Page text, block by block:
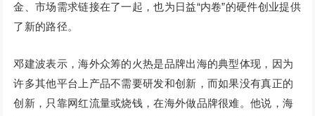
金、市场需求链接在了一起，也为日益“内卷”的硬件创业提供
了新的路径。
邓建波表示，海外众筹的火热是品牌出海的典型体现，因为
许多其他平台上产品不需要研发和创新，而如果没有真正的
创新，只靠网红流量或烧钱，在海外做品牌很难。他说，海